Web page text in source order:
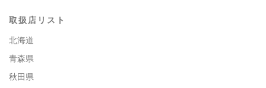
取扱店リスト
北海道
青森県
秋田県